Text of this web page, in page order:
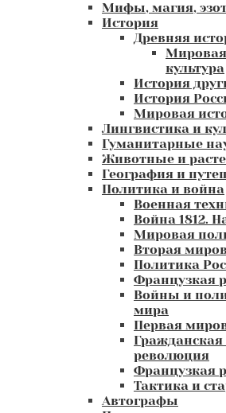
Мифы, магия,
История
Древняя
культура
История
История
Мировая
Лингвистика и
Гуманитарные
Животные и
География и
Политика и война
Военная
Война 1812.
Мировая
Вторая
Политика
Французкая
Войны и
мира
Первая
революция
Французкая
Тактика и
Автографы